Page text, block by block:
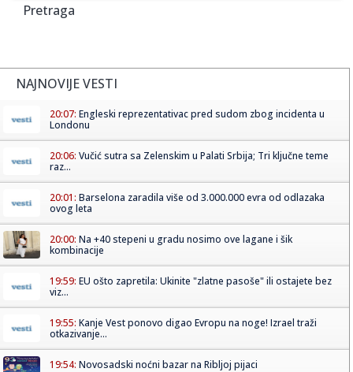
Pretraga
NAJNOVIJE VESTI
20:07: Engleski reprezentativac pred sudom zbog incidenta u
Londonu
20:06: Vučić sutra sa Zelenskim u Palati Srbija; Tri ključne teme
raz...
20:01: Barselona zaradila više od 3.000.000 evra od odlazaka
ovog leta
20:00: Na +40 stepeni u gradu nosimo ove lagane i šik
kombinacije
19:59: EU ošto zapretila: Ukinite "zlatne pasoše" ili ostajete bez
viz...
19:55: Kanje Vest ponovo digao Evropu na noge! Izrael traži
otkazivanje...
19:54: Novosadski noćni bazar na Ribljoj pijaci